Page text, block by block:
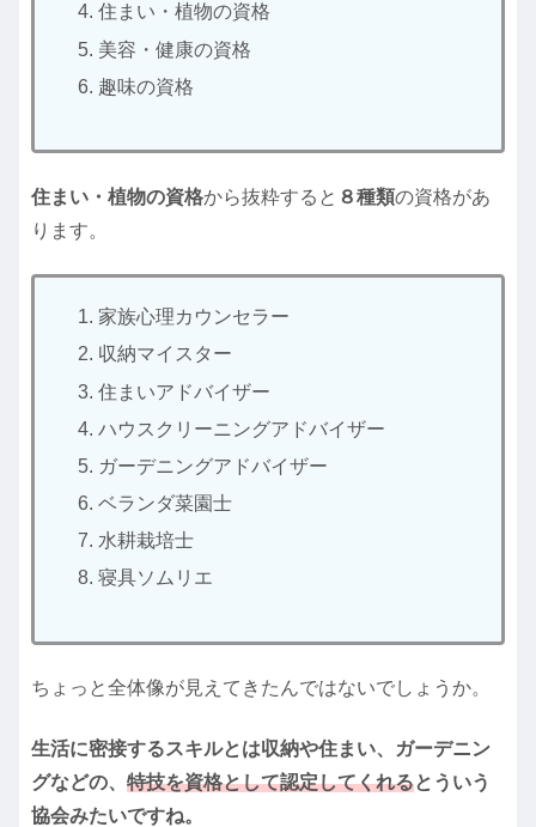
住まい・植物の資格
美容・健康の資格
趣味の資格
住まい・植物の資格から抜粋すると ８種類の資格があ
ります。
家族心理カウンセラー
収納マイスター
住まいアドバイザー
ハウスクリーニングアドバイザー
ガーデニングアドバイザー
ベランダ菜園士
水耕栽培士
寝具ソムリエ
ちょっと全体像が見えてきたんではないでしょうか。
生活に密接するスキルとは収納や住まい、ガーデニン
グなどの、 特技を資格として認定してくれるとういう
協会みたいですね。